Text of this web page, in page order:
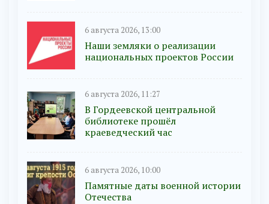
6 августа 2026, 13:00
Наши земляки о реализации
национальных проектов России
6 августа 2026, 11:27
В Гордеевской центральной
библиотеке прошёл
краеведческий час
6 августа 2026, 10:00
Памятные даты военной истории
Отечества